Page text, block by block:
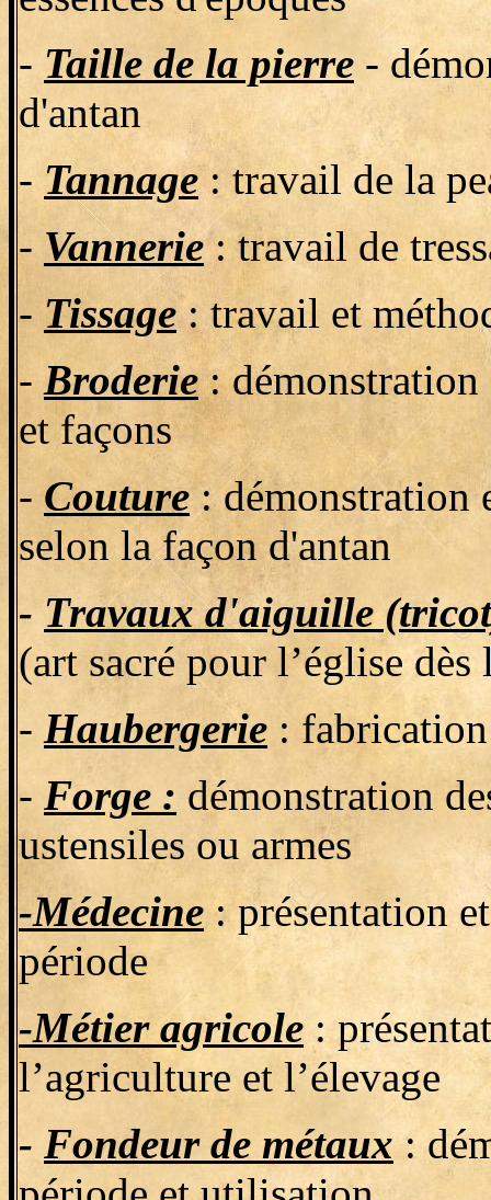
- Taille de la pierre -
d'antan
- Tannage: travail de la
- Vannerie: travail de
- Tissage: travail et
-Broderie : démonstration
et façons
- Couture: démonstration
selon la façon d'antan
- Travaux d'aiguille
(art sacré pour l’église dès
- Haubergerie :
- Forge : démonstration
ustensiles ou armes
-Médecine : présentation
période
-Métier agricole :
l’agriculture et l’élevage
- Fondeur de métaux: